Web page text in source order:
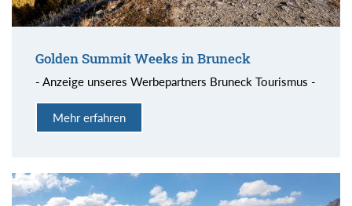
Golden Summit Weeks in Bruneck
- Anzeige unseres Werbepartners Bruneck Tourismus -
Mehr erfahren